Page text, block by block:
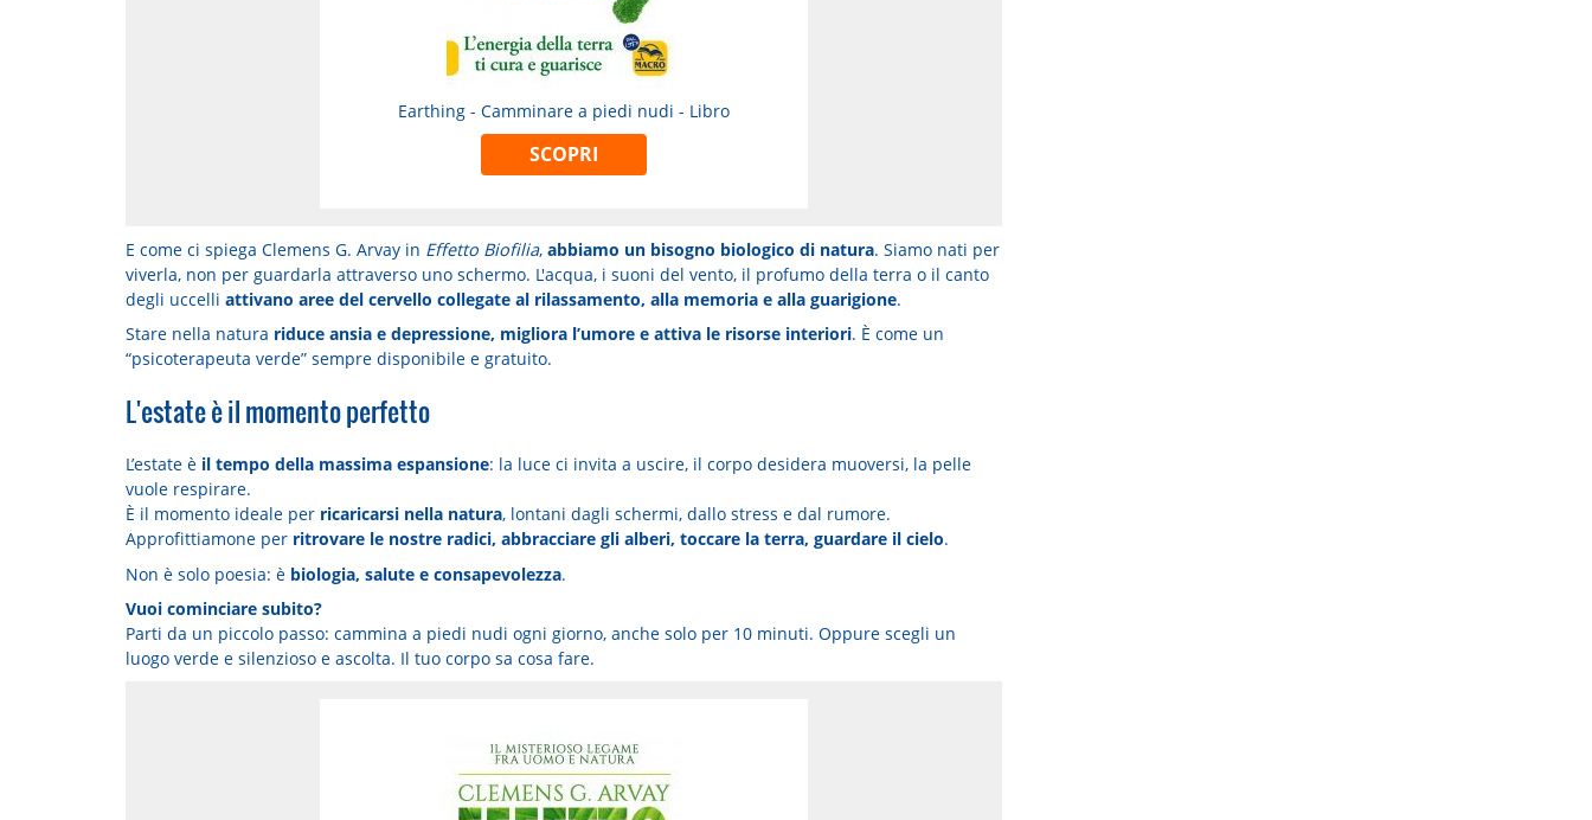
Earthing - Camminare a piedi nudi - Libro
SCOPRI
E come ci spiega Clemens G. Arvay in Effetto Biofilia, abbiamo un bisogno biologico di natura. Siamo nati per
viverla, non per guardarla attraverso uno schermo. L'acqua, i suoni del vento, il profumo della terra o il canto
degli uccelli attivano aree del cervello collegate al rilassamento, alla memoria e alla guarigione.
Stare nella natura riduce ansia e depressione, migliora l’umore e attiva le risorse interiori. È come un
“psicoterapeuta verde” sempre disponibile e gratuito.
L'estate è il momento perfetto
L’estate è il tempo della massima espansione: la luce ci invita a uscire, il corpo desidera muoversi, la pelle
vuole respirare.
È il momento ideale per ricaricarsi nella natura, lontani dagli schermi, dallo stress e dal rumore.
Approfittiamone per ritrovare le nostre radici, abbracciare gli alberi, toccare la terra, guardare il cielo.
Non è solo poesia: è biologia, salute e consapevolezza.
Vuoi cominciare subito?
Parti da un piccolo passo: cammina a piedi nudi ogni giorno, anche solo per 10 minuti. Oppure scegli un
luogo verde e silenzioso e ascolta. Il tuo corpo sa cosa fare.